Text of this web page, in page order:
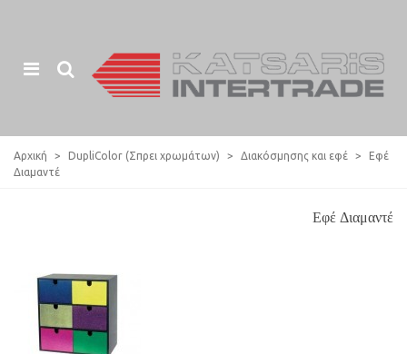
Αρχική > DupliColor (Σπρει χρωμάτων) > Διακόσμησης και εφέ >
Εφέ
Διαμαντέ
Εφέ Διαμαντέ